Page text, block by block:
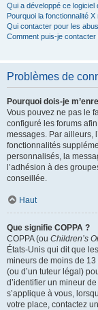
Qui a développé ce logiciel
Pourquoi la fonctionnalité X
Qui contacter pour les
Comment puis-je
Problèmes de
Pourquoi dois-je
Vous pouvez ne pas le
configuré les forums
messages. Par ailleurs,
fonctionnalités
personnalisés, la
l’adhésion à des
conseillée.
Haut
Que signifie COPPA ?
COPPA (ou Children’s
États-Unis qui dit que
mineurs de moins de
(ou d’un tuteur légal)
d’identifier un mineur
s’applique à vous,
votre place, contactez